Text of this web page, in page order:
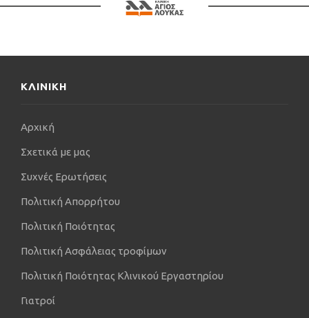
ΚΛΙΝΙΚΗ
Αρχική
Σχετικά με μας
Συχνές Ερωτήσεις
Πολιτική Απορρήτου
Πολιτική Ποιότητας
Πολιτική Ασφάλειας τροφίμων
Πολιτική Ποιότητας Κλινικού Εργαστηρίου
Γιατροί